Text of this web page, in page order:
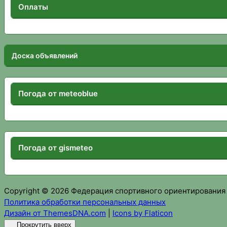
Оплаты
Доска объявлений
Погода от meteoblue
Погода от gismeteo
Copyright © 2026 Федерация спортивного
Политика обработки персональных данных
Дизайн от ThemesDNA.com
Icons by Flaticon
Прокрутить вверх